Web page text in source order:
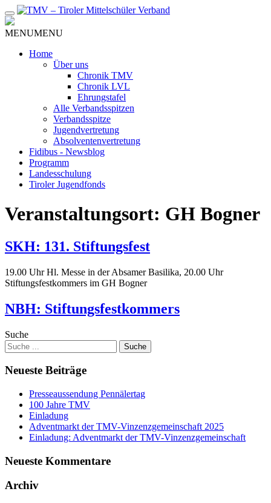
Zum
Inhalt
MENUMENU
Home
Über uns
Chronik TMV
Chronik LVL
Ehrungstafel
Alle Verbandsspitzen
Verbandsspitze
Jugendvertretung
Absolventenvertretung
Fidibus - Newsblog
Programm
Landesschulung
Tiroler Jugendfonds
Veranstaltungsort: GH Bogner
SKH: 131. Stiftungsfest
19.00 Uhr Hl. Messe in der Absamer Basilika, 20.00 Uhr
Stiftungsfestkommers im GH Bogner
NBH: Stiftungsfestkommers
Suche
Neueste Beiträge
Presseaussendung Pennälertag
100 Jahre TMV
Einladung
Adventmarkt der TMV-Vinzenzgemeinschaft 2025
Einladung: Adventmarkt der TMV-Vinzenzgemeinschaft
Neueste Kommentare
Archiv